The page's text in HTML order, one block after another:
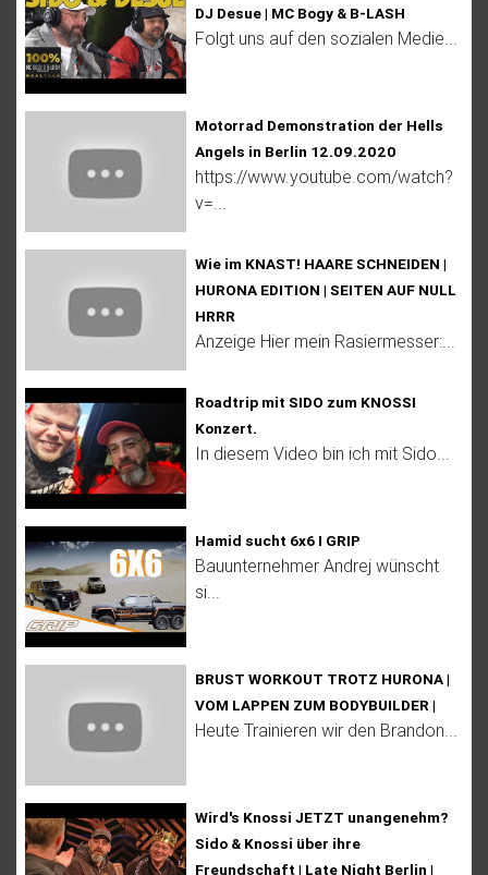
DJ Desue | MC Bogy & B-LASH
Folgt uns auf den sozialen Medie...
Motorrad Demonstration der Hells
Angels in Berlin 12.09.2020
https://www.youtube.com/watch?
v=...
Wie im KNAST! HAARE SCHNEIDEN |
HURONA EDITION | SEITEN AUF NULL
HRRR
Anzeige Hier mein Rasiermesser:...
Roadtrip mit SIDO zum KNOSSI
Konzert.
In diesem Video bin ich mit Sido...
Hamid sucht 6x6 I GRIP
Bauunternehmer Andrej wünscht
si...
BRUST WORKOUT TROTZ HURONA |
VOM LAPPEN ZUM BODYBUILDER |
Heute Trainieren wir den Brandon...
Wird's Knossi JETZT unangenehm?
Sido & Knossi über ihre
Freundschaft | Late Night Berlin |